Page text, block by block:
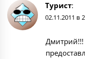
Турист:
02.11.2011 в
Дмитрий!!!